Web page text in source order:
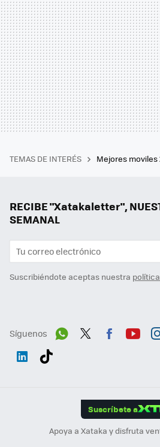
TEMAS DE INTERÉS Mejores moviles
RECIBE "Xatakaletter",
SEMANAL
Suscribiéndote aceptas nuestra
Síguenos
Suscríbete a
Apoya a Xataka y disfruta